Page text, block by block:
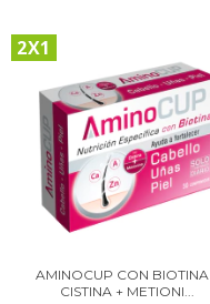
2X1
AMINOCUP CON BIOTINA
CISTINA + METIONI...